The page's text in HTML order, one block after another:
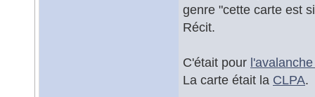
genre "cette carte est
Récit.
C'était pour
La carte était la CLPA.